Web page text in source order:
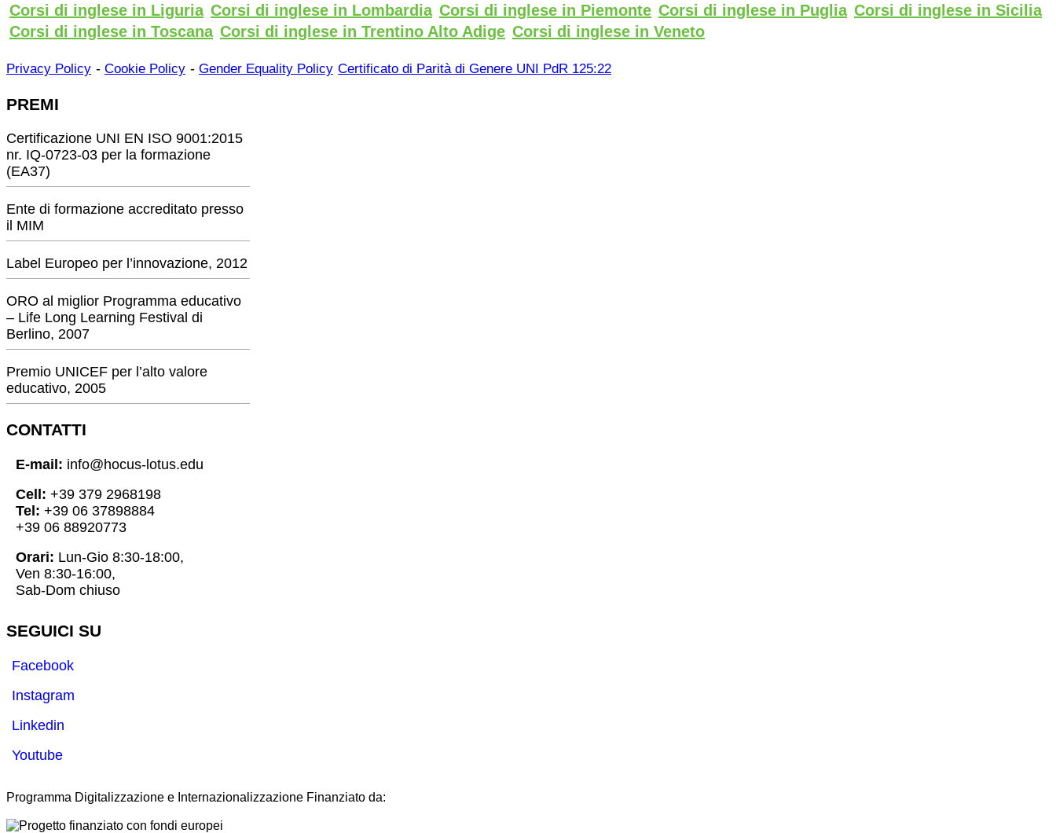
Corsi di inglese in Liguria Corsi di inglese in Lombardia Corsi di inglese in Piemonte Corsi di inglese in Puglia Corsi di inglese in Sicilia
Corsi di inglese in Toscana Corsi di inglese in Trentino Alto Adige Corsi di inglese in Veneto
Privacy Policy - Cookie Policy - Gender Equality Policy Certificato di Parità di Genere UNI PdR 125:22
PREMI
Certificazione UNI EN ISO 9001:2015
nr. IQ-0723-03 per la formazione
(EA37)
Ente di formazione accreditato presso
il MIM
Label Europeo per l’innovazione, 2012
ORO al miglior Programma educativo
– Life Long Learning Festival di
Berlino, 2007
Premio UNICEF per l’alto valore
educativo, 2005
CONTATTI
E-mail: info@hocus-lotus.edu
Cell: +39 379 2968198
Tel: +39 06 37898884
+39 06 88920773
Orari: Lun-Gio 8:30-18:00,
Ven 8:30-16:00,
Sab-Dom chiuso
SEGUICI SU
Facebook
Instagram
Linkedin
Youtube
Programma Digitalizzazione e Internazionalizzazione Finanziato da: